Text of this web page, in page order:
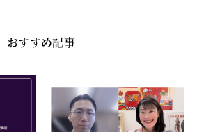
おすすめ記事